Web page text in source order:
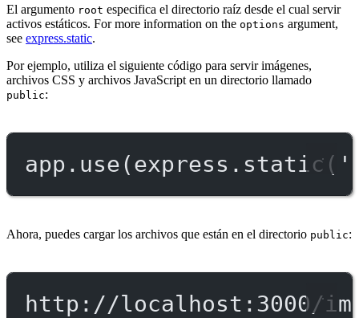
El argumento root especifica el directorio raíz desde el cual servir
activos estáticos. For more information on the options argument,
see express.static.
Por ejemplo, utiliza el siguiente código para servir imágenes,
archivos CSS y archivos JavaScript en un directorio llamado
public:
app. use(express. static (
Ahora, puedes cargar los archivos que están en el directorio public:
http://localhost:3000/